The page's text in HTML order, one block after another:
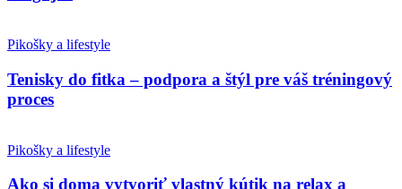
Pikošky a lifestyle
Tenisky do fitka – podpora a štýl pre váš tréningový
proces
Pikošky a lifestyle
Ako si doma vytvoriť vlastný kútik na relax a